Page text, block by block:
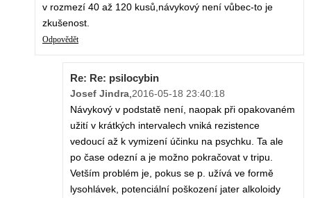
v rozmezí 40 až 120 kusů,návykový není vůbec-to je
zkušenost.
Odpovědět
Re: Re: psilocybin
Josef Jindra,2016-05-18 23:40:18
Návykový v podstatě není, naopak při opakovaném
užití v krátkých intervalech vniká rezistence
vedoucí až k vymizení účinku na psychku. Ta ale
po čase odezní a je možno pokračovat v tripu.
Vetším problém je, pokus se p. užívá ve formě
lysohlávek, potenciální poškození jater alkoloidy